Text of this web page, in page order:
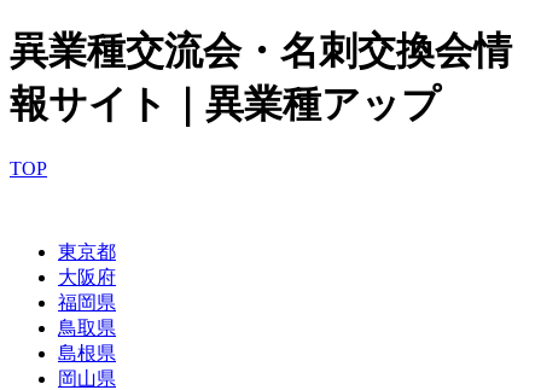
異業種交流会・名刺交換会情
報サイト｜異業種アップ
TOP
東京都
大阪府
福岡県
鳥取県
島根県
岡山県